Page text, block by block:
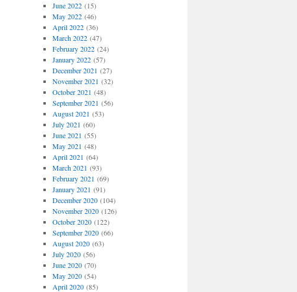
June 2022(15)
May 2022(46)
April 2022(36)
March 2022(47)
February 2022(24)
January 2022(57)
December 2021 (27)
November 2021 (32)
October 2021 (48)
September 2021 (56)
August 2021 (53)
July 2021 (60)
June 2021 (55)
May 2021 (48)
April 2021 (64)
March 2021 (93)
February 2021 (69)
January 2021 (91)
December 2020(104)
November 2020(126)
October 2020(122)
September 2020(66)
August 2020(63)
July 2020(56)
June 2020(70)
May 2020(54)
April 2020(85)